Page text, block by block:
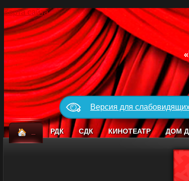
Карта сайта
Версия для
РДК СДК КИНОТЕАТР ДОМ